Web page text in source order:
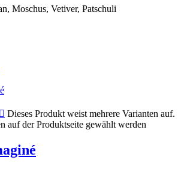
Moschus, Vetiver, Patschuli
Dieses Produkt weist mehrere Varianten auf.
auf der Produktseite gewählt werden